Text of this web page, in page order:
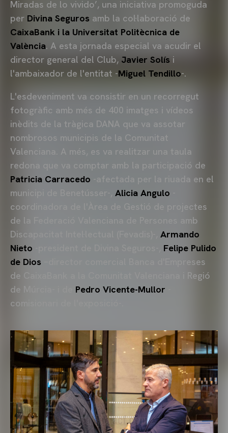
Miradas de lo vivido’, una iniciativa promoguda
per Divina Seguros amb la col·laboració de
CaixaBank i la Universitat Politècnica de
València. A esta jornada especial va acudir el
director general del Club, Javier Solís i
l'ambaixador de l'entitat -Miguel Tendillo-.
L'esdeveniment va consistir en un recorregut
fotogràfic amb més de 400 imatges i vídeos
inèdits de la tràgica DANA que va assotar
nombrosos municipis de la Comunitat
Valenciana. A més, es va realitzar una taula
redona que va comptar amb la participació de
Patricia Carracedo -afectada per la riuada en el
municipi de Benetússer-, Alicia Angulo
coordinadora de l'Àrea de Gestió de projectes
de la Federació Valenciana de Persones amb
Discapacitat Intel·lectual (Fevadis)-, Armando
Nieto
Felipe Pulido
de Dios –director comercial Banca d'Empreses
de CaixaBank a la Comunitat Valenciana i Regió
de Múrcia- i de Pedro Vicente-Mullor
comisionari de l'exposició-.